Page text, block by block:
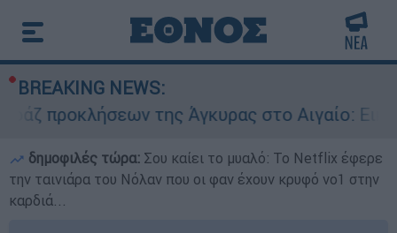
BREAKING NEWS:
της Άγκυρας στο Αιγαίο: Εικονική
δημοφιλές τώρα: Σου καίει το μυαλό: Το Netflix έφερε
την ταινιάρα του Νόλαν που οι φαν έχουν κρυφό νο1 στην
καρδιά...